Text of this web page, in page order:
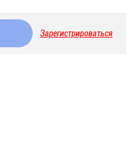
Зарегистрироваться